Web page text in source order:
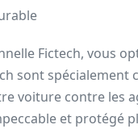
Fictech, vous
sont
voiture contre les
et protégé